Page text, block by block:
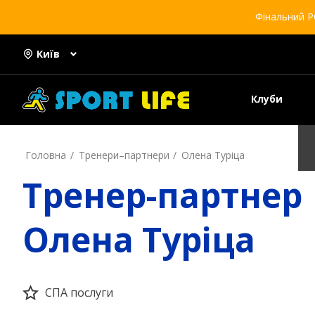
Фінальний
Київ
Клуби
Головна Тренери–партнери Олена Туріца
Тренер-партнер
Олена Туріца
СПА послуги